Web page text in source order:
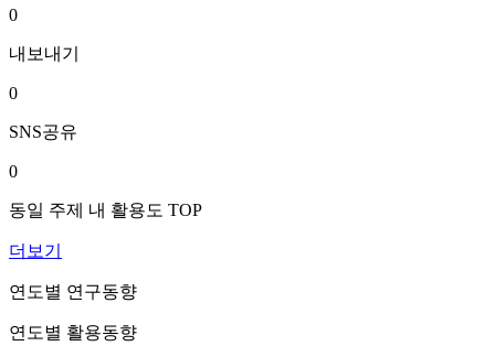
0
내보내기
0
SNS공유
0
동일 주제 내 활용도 TOP
더보기
연도별 연구동향
연도별 활용동향